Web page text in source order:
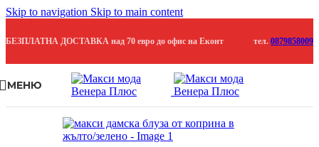
Skip to navigation Skip to main content
БЕЗПЛАТНА ДОСТАВКА над 70 евро до офис на Еконт тел. 0879858009
МЕНЮ